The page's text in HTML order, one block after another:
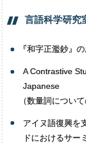
言語科学研究
『和字正濫鈔』
A Contrastive
Japanese
（数量詞について
アイヌ語復興を
ドにおけるサ